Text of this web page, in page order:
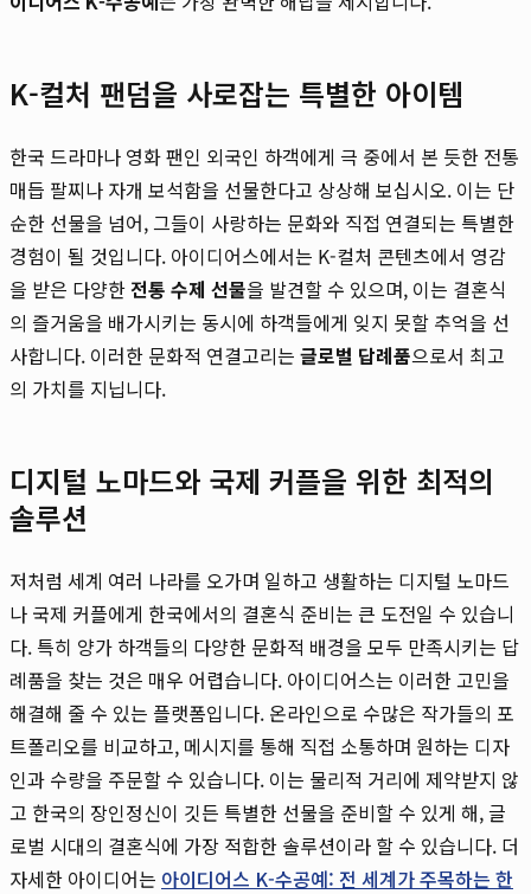
K-컬처 팬덤을 사로잡는 특별한 아이템
한국 드라마나 영화 팬인 외국인 하객에게 극 중에서 본 듯한 전통
매듭 팔찌나 자개 보석함을 선물한다고 상상해 보십시오. 이는 단
순한 선물을 넘어, 그들이 사랑하는 문화와 직접 연결되는 특별한
경험이 될 것입니다. 아이디어스에서는 K-컬처 콘텐츠에서 영감
을 받은 다양한전통 수제 선물을 발견할 수 있으며, 이는 결혼식
의 즐거움을 배가시키는 동시에 하객들에게 잊지 못할 추억을 선
사합니다. 이러한 문화적 연결고리는 글로벌 답례품으로서 최고
의 가치를 지닙니다.
디지털 노마드와 국제 커플을 위한 최적의
솔루션
저처럼 세계 여러 나라를 오가며 일하고 생활하는 디지털 노마드
나 국제 커플에게 한국에서의 결혼식 준비는 큰 도전일 수 있습니
다. 특히 양가 하객들의 다양한 문화적 배경을 모두 만족시키는 답
례품을 찾는 것은 매우 어렵습니다. 아이디어스는 이러한 고민을
해결해 줄 수 있는 플랫폼입니다. 온라인으로 수많은 작가들의 포
트폴리오를 비교하고, 메시지를 통해 직접 소통하며 원하는 디자
인과 수량을 주문할 수 있습니다. 이는 물리적 거리에 제약받지 않
고 한국의 장인정신이 깃든 특별한 선물을 준비할 수 있게 해, 글
로벌 시대의 결혼식에 가장 적합한 솔루션이라 할 수 있습니다. 더
자세한 아이디어는 아이디어스 K-수공예: 전 세계가 주목하는 한